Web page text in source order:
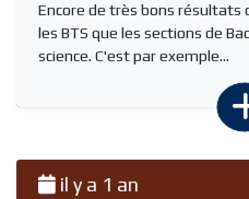
Encore de très bons résultats
les BTS que les sections de
science. C'est par exemple...
il y a 1 an